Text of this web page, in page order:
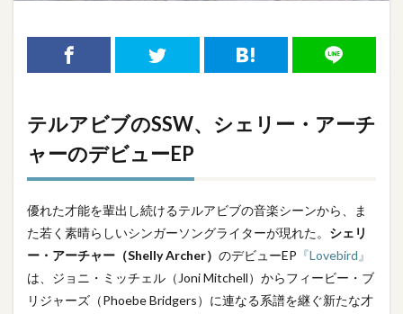
テルアビブのSSW、シェリー・アーチ
ャーのデビューEP
優れた才能を輩出し続けるテルアビブの音楽シーンから、ま
た若く素晴らしいシンガーソングライターが現れた。 シェリ
ー・アーチャー（Shelly Archer） のデビューEP 『Lovebird』
は、ジョニ・ミッチェル（Joni Mitchell）からフィービー・ブ
リジャーズ（Phoebe Bridgers）に連なる系譜を継ぐ新たな才